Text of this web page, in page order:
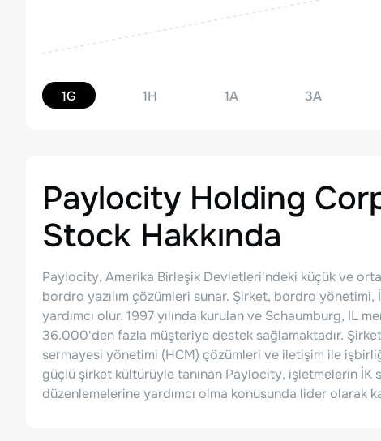
1G 1H 1A 3A
Paylocity Holding
Stock Hakkında
Paylocity, Amerika Birleşik Devletleri'ndeki küçük ve
bordro yazılım çözümleri sunar. Şirket, bordro yönetimi,
yardımcı olur. 1997 yılında kurulan ve Schaumburg, IL
36.000'den fazla müşteriye destek sağlamaktadır.
sermayesi yönetimi (HCM) çözümleri ve iletişim ile
güçlü şirket kültürüyle tanınan Paylocity, işletmelerin
düzenlemelerine yardımcı olma konusunda lider olarak